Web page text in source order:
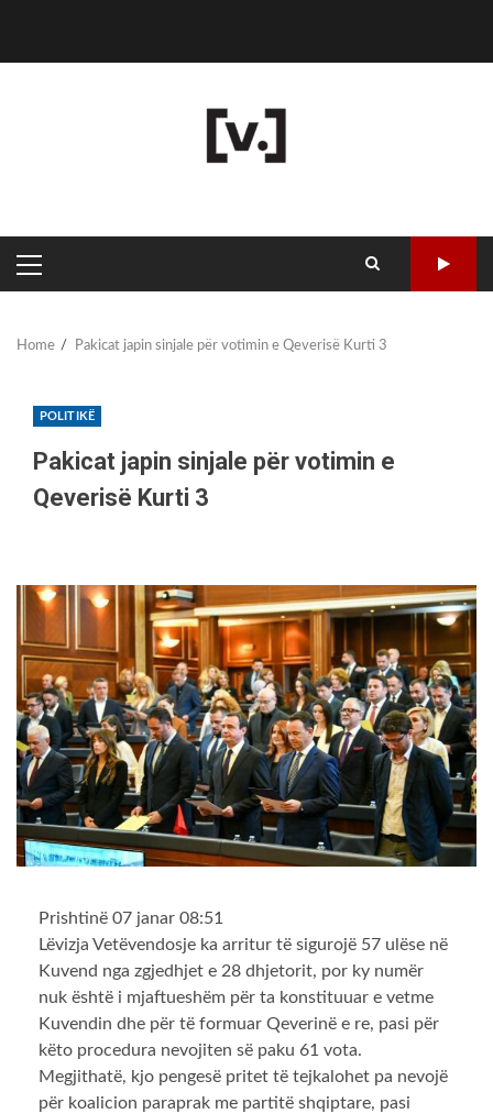
content
PRIMARY
MENU
Home Pakicat japin sinjale për votimin e Qeverisë Kurti 3
POLITIKË
Pakicat japin sinjale për votimin e
Qeverisë Kurti 3
Prishtinë 07 janar 08:51
Lëvizja Vetëvendosje ka arritur të sigurojë 57 ulëse në
Kuvend nga zgjedhjet e 28 dhjetorit, por ky numër
nuk është i mjaftueshëm për ta konstituuar e vetme
Kuvendin dhe për të formuar Qeverinë e re, pasi për
këto procedura nevojiten së paku 61 vota.
Megjithatë, kjo pengesë pritet të tejkalohet pa nevojë
për koalicion paraprak me partitë shqiptare, pasi